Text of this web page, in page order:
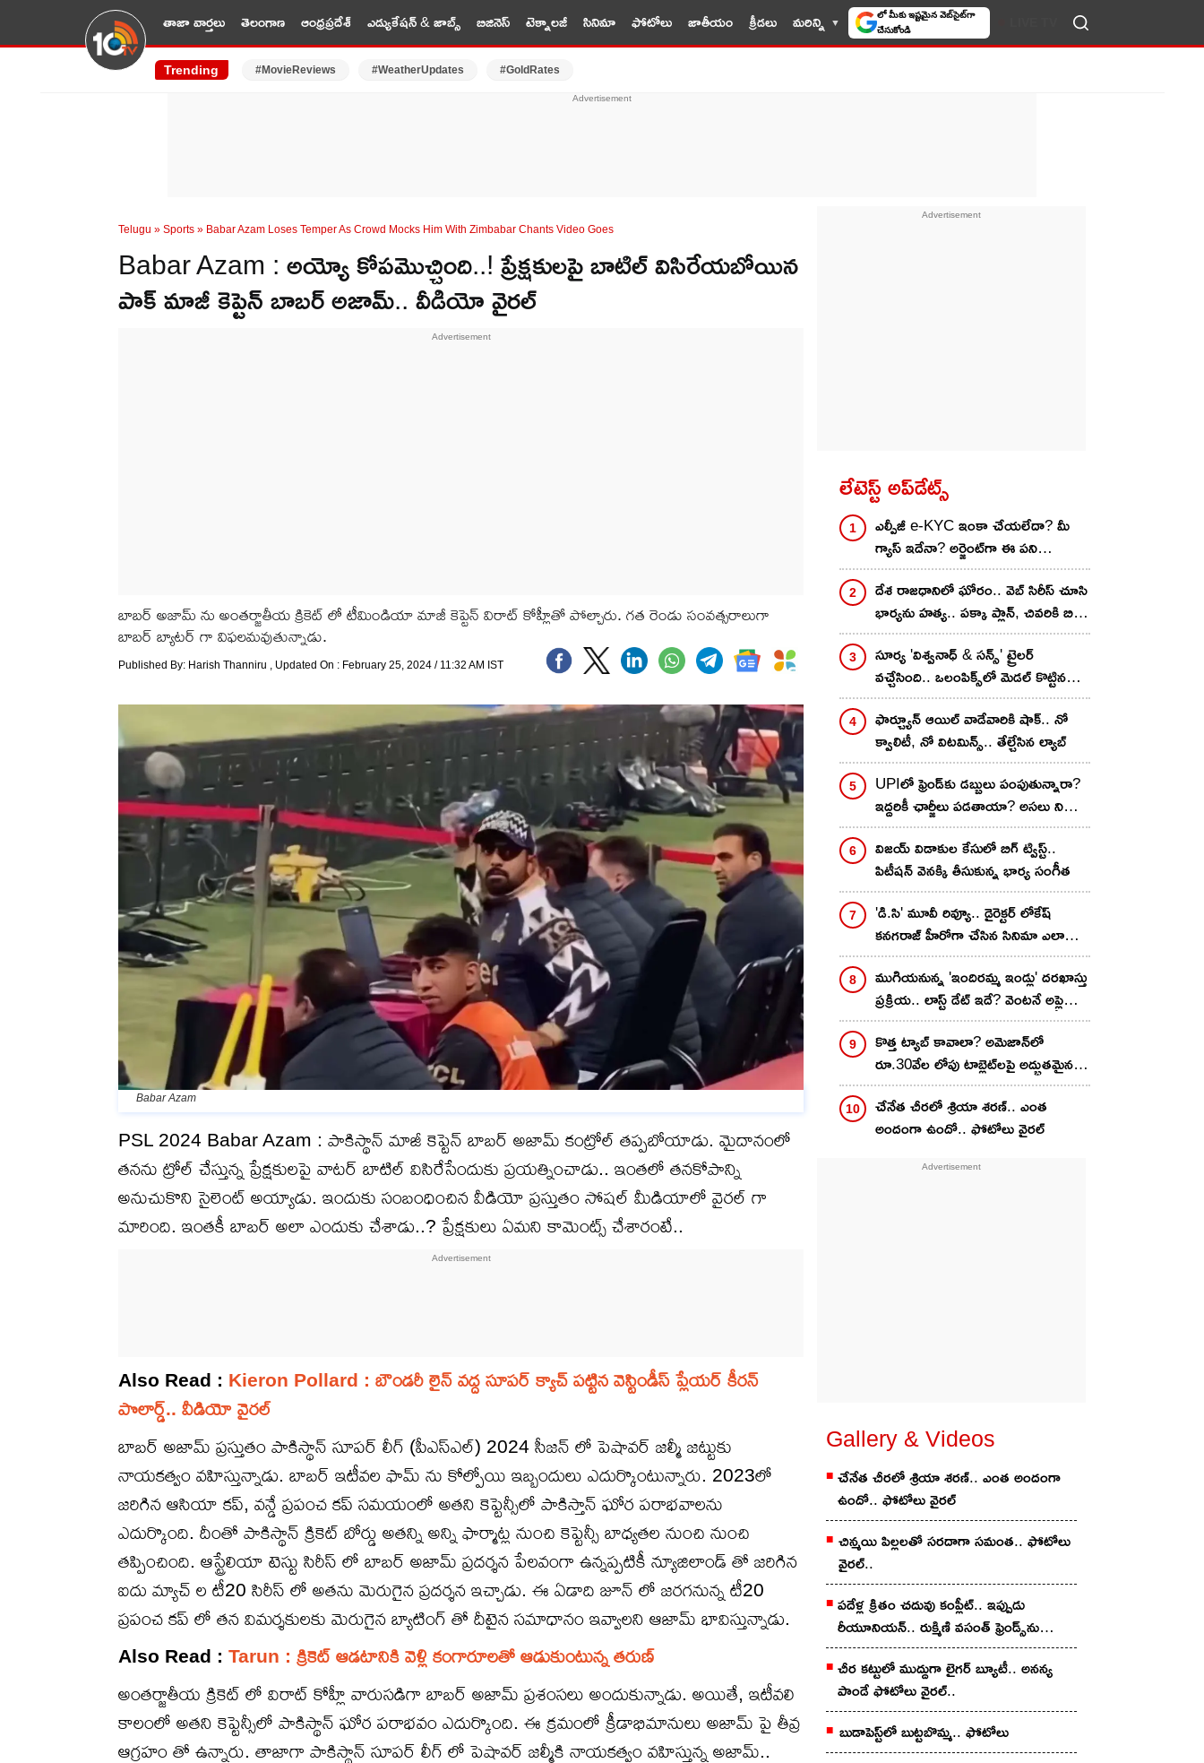
తాజా వార్తలు తెలంగాణ ఆంధ్రప్రదేశ్ ఎడ్యుకేషన్ & జాబ్స్ బిజినెస్ టెక్నాలజీ సినిమా ఫోటోలు జాతీయం క్రీడలు మరిన్ని 10TV సెలెక్ట్ చేసుకోండి
Trending #MovieReviews #WeatherUpdates #GoldRates
Telugu » Sports » Babar Azam Loses Temper As Crowd Mocks Him With Zimbabar Chants Video Goes
Babar Azam : అయ్యో కోపమొచ్చింది..! ప్రేక్షకులపై బాటిల్ విసిరేయబోయిన
పాక్ మాజీ కెప్టెన్ బాబర్ అజామ్.. వీడియో వైరల్
బాబర్ అజామ్ ను అంతర్జాతీయ క్రికెట్ లో టీమిండియా మాజీ కెప్టెన్ విరాట్ కోహ్లీతో పోల్చారు. గత రెండు సంవత్సరాలుగా
బాబర్ బ్యాటర్ గా విఫలమవుతున్నాడు.
Published By: Harish Thanniru , Updated On : February 25, 2024 / 11:32 AM IST
Babar Azam
PSL 2024 Babar Azam : పాకిస్థాన్ మాజీ కెప్టెన్ బాబర్ అజామ్ కంట్రోల్ తప్పబోయాడు. మైదానంలో
తనను ట్రోల్ చేస్తున్న ప్రేక్షకులపై వాటర్ బాటిల్ విసిరేసేందుకు ప్రయత్నించాడు.. ఇంతలో తనకోపాన్ని
అనుచుకొని సైలెంట్ అయ్యాడు. ఇందుకు సంబంధించిన వీడియో ప్రస్తుతం సోషల్ మీడియాలో వైరల్ గా
మారింది. ఇంతకీ బాబర్ అలా ఎందుకు చేశాడు..? ప్రేక్షకులు ఏమని కామెంట్స్ చేశారంటే..
Also Read : Kieron Pollard : బౌండరీ లైన్ వద్ద సూపర్ క్యాచ్ పట్టిన వెస్టిండీస్ ప్లేయర్ కీరన్
పొలార్డ్.. వీడియో వైరల్
బాబర్ అజామ్ ప్రస్తుతం పాకిస్థాన్ సూపర్ లీగ్ (పీఎస్ఎల్) 2024 సీజన్ లో పెషావర్ జల్మీ జట్టుకు
నాయకత్వం వహిస్తున్నాడు. బాబర్ ఇటీవల ఫామ్ ను కోల్పోయి ఇబ్బందులు ఎదుర్కొంటున్నారు. 2023లో
జరిగిన ఆసియా కప్, వన్డే ప్రపంచ కప్ సమయంలో అతని కెప్టెన్సీలో పాకిస్తాన్ ఘోర పరాభవాలను
ఎదుర్కొంది. దీంతో పాకిస్థాన్ క్రికెట్ బోర్డు అతన్ని అన్ని ఫార్మాట్ల నుంచి కెప్టెన్సీ బాధ్యతల నుంచి నుంచి
తప్పించింది. ఆస్ట్రేలియా టెస్టు సిరీస్ లో బాబర్ అజామ్ ప్రదర్శన పేలవంగా ఉన్నప్పటికీ న్యూజిలాండ్ తో జరిగిన
ఐదు మ్యాచ్ ల టీ20 సిరీస్ లో అతను మెరుగైన ప్రదర్శన ఇచ్చాడు. ఈ ఏడాది జూన్ లో జరగనున్న టీ20
ప్రపంచ కప్ లో తన విమర్శకులకు మెరుగైన బ్యాటింగ్ తో దీటైన సమాధానం ఇవ్వాలని ఆజామ్ భావిస్తున్నాడు.
Also Read : Tarun : క్రికెట్ ఆడటానికి వెళ్లి కంగారూలతో ఆడుకుంటున్న తరుణ్
అంతర్జాతీయ క్రికెట్ లో విరాట్ కోహ్లీ వారుసడిగా బాబర్ అజామ్ ప్రశంసలు అందుకున్నాడు. అయితే, ఇటీవలి
కాలంలో అతని కెప్టెన్సీలో పాకిస్థాన్ ఘోర పరాభవం ఎదుర్కొంది. ఈ క్రమంలో క్రీడాభిమానులు అజామ్ పై తీవ్ర
ఆగ్రహం తో ఉన్నారు. తాజాగా పాకిస్థాన్ సూపర్ లీగ్ లో పెషావర్ జల్మీకి నాయకత్వం వహిస్తున్న అజామ్..
లేటెస్ట్ అప్‌డేట్స్
ఎల్పీజీ e-KYC ఇంకా చేయలేదా? మీ
గ్యాస్ ఇదేనా? అర్జెంట్‌గా ఈ పని
చేయకపోతే మీకే నష్టం.. ఫుల్ ప్రాసెస్
దేశ రాజధానిలో ఘోరం.. వెబ్ సిరీస్ చూసి
భార్యను హత్య.. పక్కా ప్లాన్, చివరికి బిగ్
ట్విస్ట్
సూర్య 'విశ్వనాధ్ & సన్స్' ట్రైలర్
వచ్చేసింది.. ఒలంపిక్స్‌లో మెడల్ కొట్టిన
హీరో కొడుక్కి ఉన్న సమస్య ఏంటి?
ఫార్చ్యూన్ ఆయిల్ వాడేవారికి షాక్.. నో
క్వాలిటీ, నో విటమిన్స్.. తేల్చేసిన ల్యాబ్
UPIలో ఫ్రెండ్‌కు డబ్బులు పంపుతున్నారా?
ఇద్దరికీ ఛార్జీలు పడతాయా? అసలు నిజం
ఇదే..!
విజయ్ విడాకుల కేసులో బిగ్ ట్విస్ట్..
పిటీషన్ వెనక్కి తీసుకున్న భార్య సంగీత
'డి.సి' మూవీ రివ్యూ.. డైరెక్టర్ లోకేష్
కనగరాజ్ హీరోగా చేసిన సినిమా ఎలా
ఉందంటే..?
ముగియనున్న 'ఇందిరమ్మ ఇండ్లు' దరఖాస్తు
ప్రక్రియ.. లాస్ట్ డేట్ ఇదే? వెంటనే అప్లై
చేసుకోండి ఇలా!
కొత్త ట్యాబ్ కావాలా? అమెజాన్‌లో
రూ.30వేల లోపు టాబ్లెట్‌లపై అద్భుతమైన
డీల్స్.. మీ ఫేవరెట్ ఇదేనా?
చేనేత చీర‌లో శ్రియా శ‌ర‌ణ్‌.. ఎంత
అందంగా ఉందో.. ఫోటోలు వైర‌ల్
Gallery & Videos
చేనేత చీర‌లో శ్రియా శ‌ర‌ణ్‌.. ఎంత అందంగా
ఉందో.. ఫోటోలు వైర‌ల్
చిన్మ‌యి పిల్ల‌ల‌తో స‌ర‌దాగా సమంత‌.. ఫోటోలు
వైర‌ల్..
ప‌దేళ్ల క్రితం చ‌దువు కంప్లీట్.. ఇప్పుడు
రీయూనియన్.. రుక్మిణి వసంత్ ఫ్రెండ్స్‌ను
చూశారా?
చీర క‌ట్టులో ముద్దుగా లైగ‌ర్ బ్యూటీ.. అన‌న్య
పాండే ఫోటోలు వైర‌ల్..
బుడాపెస్ట్‌లో బుట్టబొమ్మ‌.. ఫోటోలు